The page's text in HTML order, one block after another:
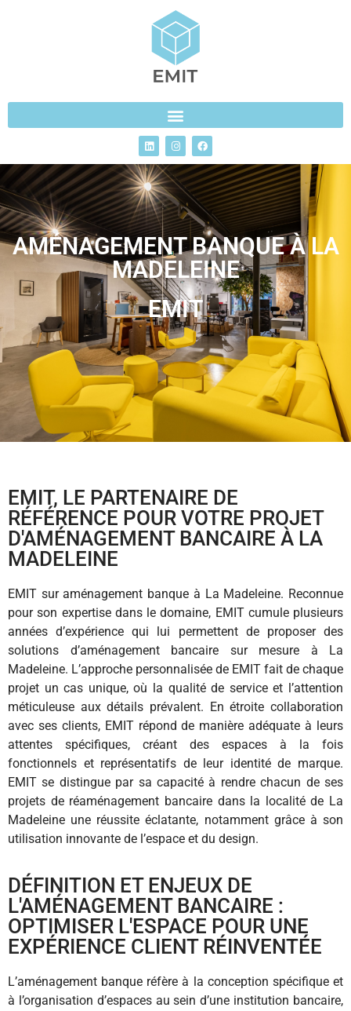
AMÉNAGEMENT BANQUE À LA
MADELEINE
EMIT
EMIT, LE PARTENAIRE DE
RÉFÉRENCE POUR VOTRE PROJET
D'AMÉNAGEMENT BANCAIRE À LA
MADELEINE
EMIT sur aménagement banque à La Madeleine. Reconnue
pour son expertise dans le domaine, EMIT cumule plusieurs
années d’expérience qui lui permettent de proposer des
solutions d’aménagement bancaire sur mesure à La
Madeleine. L’approche personnalisée de EMIT fait de chaque
projet un cas unique, où la qualité de service et l’attention
méticuleuse aux détails prévalent. En étroite collaboration
avec ses clients, EMIT répond de manière adéquate à leurs
attentes spécifiques, créant des espaces à la fois
fonctionnels et représentatifs de leur identité de marque.
EMIT se distingue par sa capacité à rendre chacun de ses
projets de réaménagement bancaire dans la localité de La
Madeleine une réussite éclatante, notamment grâce à son
utilisation innovante de l’espace et du design.
DÉFINITION ET ENJEUX DE
L'AMÉNAGEMENT BANCAIRE :
OPTIMISER L'ESPACE POUR UNE
EXPÉRIENCE CLIENT RÉINVENTÉE
L’aménagement banque réfère à la conception spécifique et
à l’organisation d’espaces au sein d’une institution bancaire,